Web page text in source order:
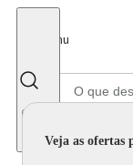
Menu
Veja as ofertas